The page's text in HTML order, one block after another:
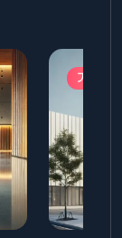
기타분